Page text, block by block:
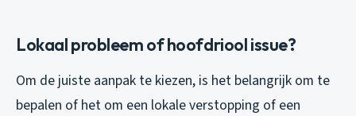
Lokaal probleem of hoofdriool issue?
Om de juiste aanpak te kiezen, is het belangrijk om te
bepalen of het om een lokale verstopping of een